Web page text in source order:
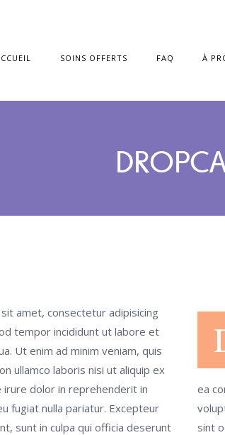
SOINS OFFERTS FAQ À
amet, consectetur adipisicing
tempor incididunt ut labore et
Ut enim ad minim veniam, quis
ullamco laboris nisi ut aliquip ex
irure dolor in reprehenderit in
fugiat nulla pariatur. Excepteur
sunt in culpa qui officia deserunt
ea
sint